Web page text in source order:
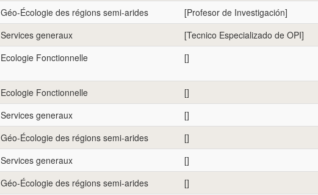
Géo-Écologie des régions semi-arides [Profesor de Investigación]
Services generaux [Tecnico Especializado de OPI]
Ecologie Fonctionnelle []
Ecologie Fonctionnelle
[]
Services generaux
[]
Géo-Écologie des régions semi-arides
[]
Services generaux []
Géo-Écologie des régions semi-arides
[]